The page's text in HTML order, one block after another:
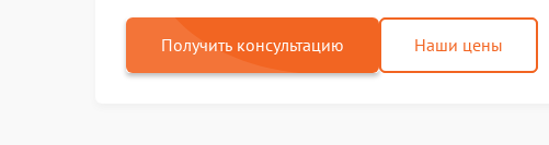
Получить консультацию Наши цены